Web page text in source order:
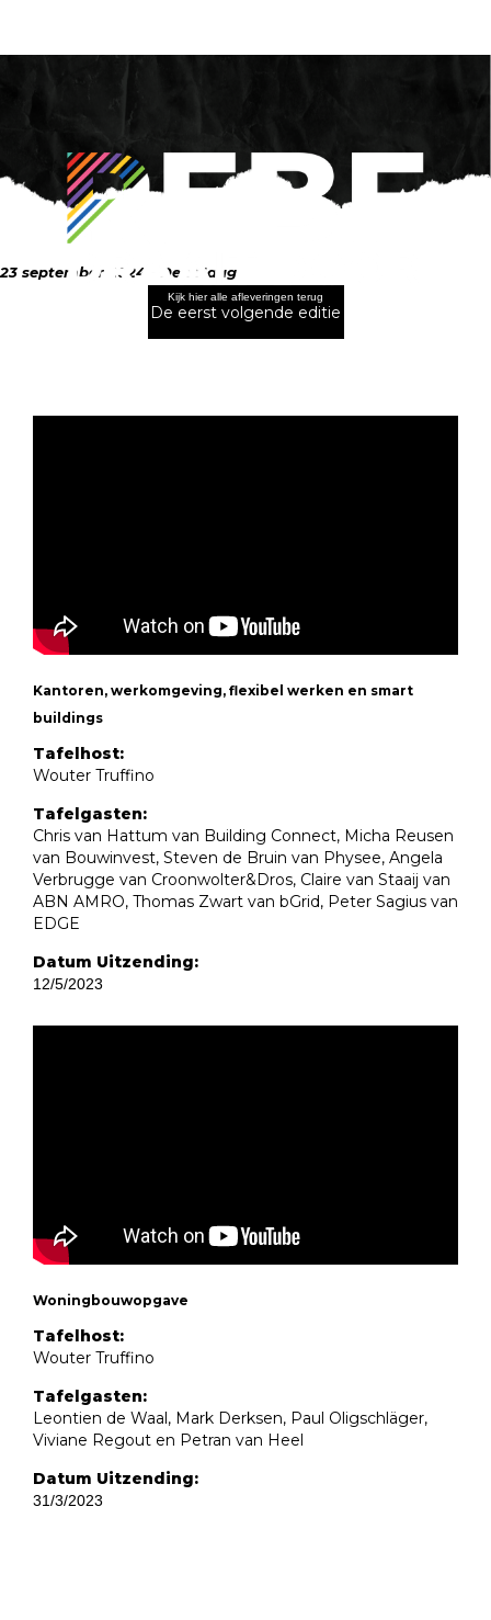
Kijk hier alle afleveringen terug
23 september 2024 - Den Haag
De eerst volgende editie
Kantoren, werkomgeving, flexibel werken en smart
buildings
Tafelhost:
Wouter Truffino
Tafelgasten:
Chris van Hattum van Building Connect, Micha Reusen
van Bouwinvest, Steven de Bruin van Physee, Angela
Verbrugge van Croonwolter&Dros, Claire van Staaij van
ABN AMRO, Thomas Zwart van bGrid, Peter Sagius van
EDGE
Datum Uitzending:
12/5/2023
Woningbouwopgave
Tafelhost:
Wouter Truffino
Tafelgasten:
Leontien de Waal, Mark Derksen, Paul Oligschläger,
Viviane Regout en Petran van Heel
Datum Uitzending:
31/3/2023